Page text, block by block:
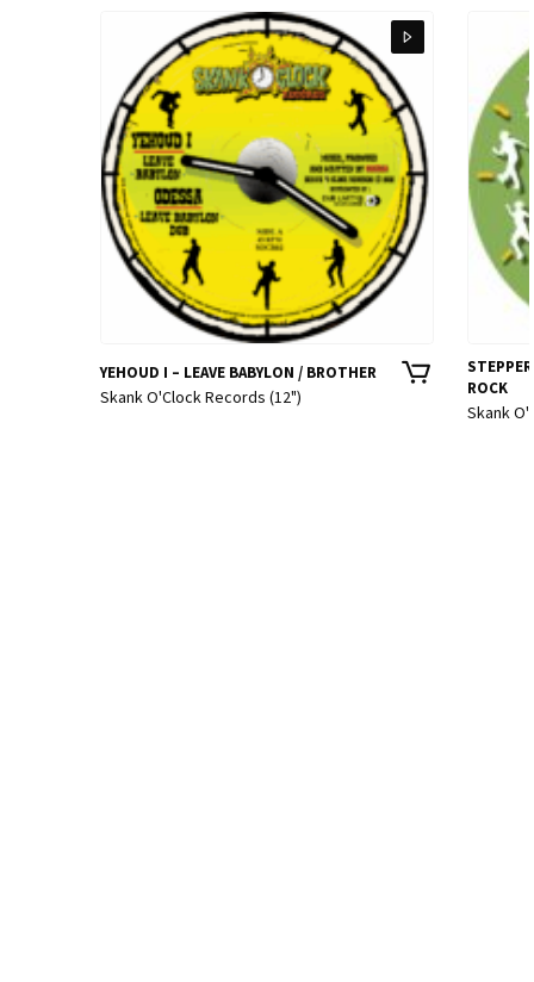
YEHOUD I – LEAVE BABYLON / BROTHER
Skank O'Clock Records (12")
ROCK
Skank